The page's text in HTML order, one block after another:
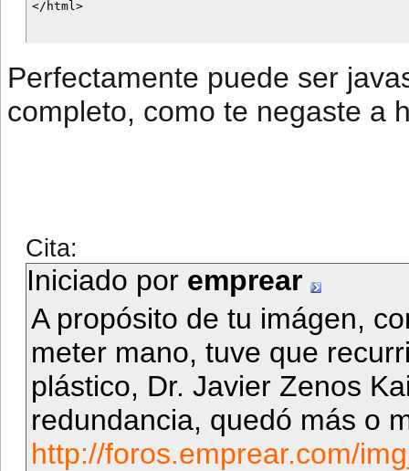
Perfectamente puede ser
completo, como te negaste a
Cita:
Iniciado por emprear
A propósito de tu imágen,
meter mano, tuve que
plástico, Dr. Javier Zenos
redundancia, quedó más o
http://foros.emprear.com/